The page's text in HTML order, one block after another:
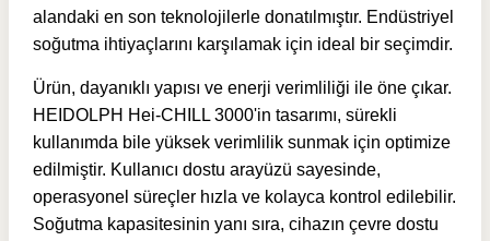
alandaki en son teknolojilerle donatılmıştır. Endüstriyel
soğutma ihtiyaçlarını karşılamak için ideal bir seçimdir.
Ürün, dayanıklı yapısı ve enerji verimliliği ile öne çıkar.
HEIDOLPH Hei-CHILL 3000'in tasarımı, sürekli
kullanımda bile yüksek verimlilik sunmak için optimize
edilmiştir. Kullanıcı dostu arayüzü sayesinde,
operasyonel süreçler hızla ve kolayca kontrol edilebilir.
Soğutma kapasitesinin yanı sıra, cihazın çevre dostu